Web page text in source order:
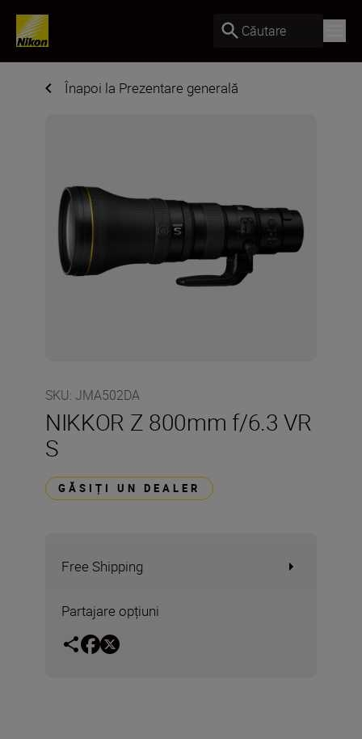
Căutare
Înapoi la Prezentare generală
SKU: JMA502DA
NIKKOR Z 800mm f/6.3 VR
S
GĂSIȚI UN DEALER
Free Shipping
Partajare opțiuni